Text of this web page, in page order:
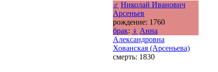
♂ Николай Иванович
Арсеньев
рождение: 1760
брак: ♀ Анна
Александровна
Хованская (Арсеньева)
смерть: 1830